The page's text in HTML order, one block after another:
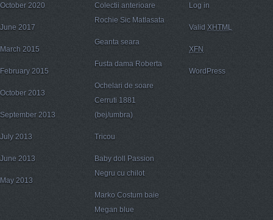
October 2020
June 2017
March 2015
February 2015
October 2013
September 2013
July 2013
June 2013
May 2013
Colectii anterioare
Rochie Sic Matlasata
Geanta seara
Fusta dama Roberta
Ochelari de soare
Cerruti 1881
(bej/umbra)
Tricou
Baby doll Passion
Negru cu chilot
Marko Costum baie
Megan blue
Log in
Valid XHTML
XFN
WordPress